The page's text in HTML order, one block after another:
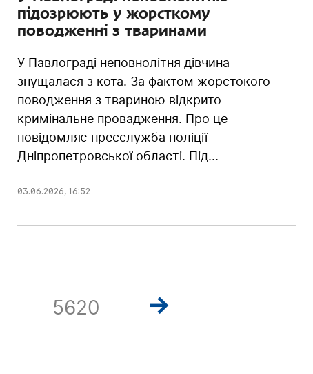
підозрюють у жорсткому
поводженні з тваринами
У Павлограді неповнолітня дівчина
знущалася з кота. За фактом жорстокого
поводження з твариною відкрито
кримінальне провадження. Про це
повідомляє пресслужба поліції
Дніпропетровської області. Під...
03.06.2026, 16:52
5620